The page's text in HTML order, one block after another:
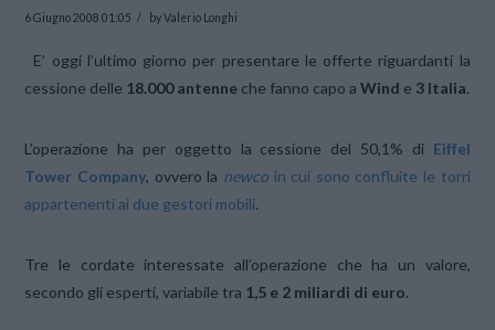
6 Giugno 2008 01:05 by Valerio Longhi
E’ oggi l’ultimo giorno per presentare le offerte riguardanti la
cessione delle 18.000 antenne che fanno capo a Wind e 3 Italia.
L’operazione ha per oggetto la cessione del 50,1% di Eiffel
Tower Company, ovvero la newcoin cui sono confluite le torri
appartenenti ai due gestori mobili.
Tre le cordate interessate all’operazione che ha un valore,
secondo gli esperti, variabile tra 1,5 e 2 miliardi di euro.